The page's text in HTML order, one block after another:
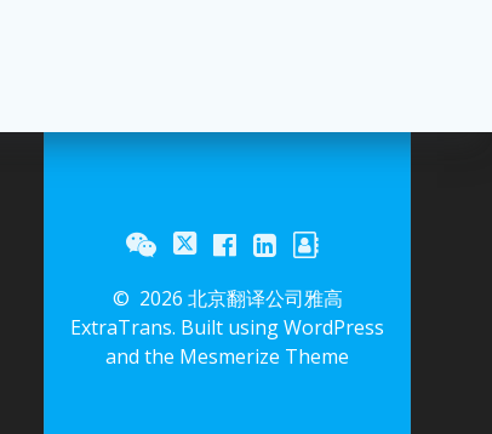
© 2026 北京翻译公司雅高
ExtraTrans. Built using WordPress
and the Mesmerize Theme